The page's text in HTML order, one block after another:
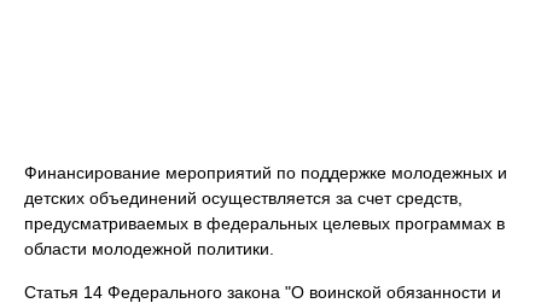
Финансирование мероприятий по поддержке молодежных и
детских объединений осуществляется за счет средств,
предусматриваемых в федеральных целевых программах в
области молодежной политики.
Статья 14 Федерального закона "О воинской обязанности и